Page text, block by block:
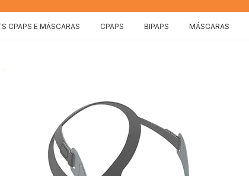
CPAPS E MÁSCARAS CPAPS BIPAPS MÁSCARAS